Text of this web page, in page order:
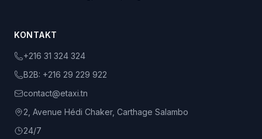
KONTAKT
+216 31 324 324
B2B: +216 29 229 922
contact@etaxi.tn
2, Avenue Hédi Chaker, Carthage Salambo
24/7